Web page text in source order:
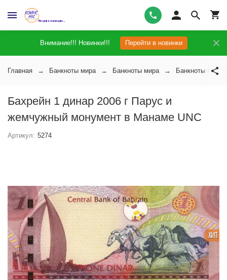
Внимание!!! Новинки!!! Перейти в новинки
Главная Банкноты мира Банкноты мира Банкноты
Бахрейн 1 динар 2006 г Парус и
жемчужный монумент в Манаме UNC
Артикул: 5274
ХИТ